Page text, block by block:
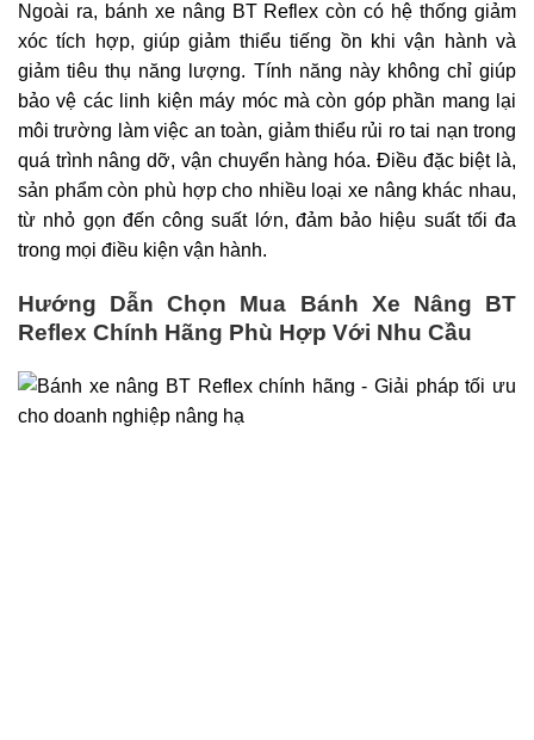
Ngoài ra, bánh xe nâng BT Reflex còn có hệ thống giảm
xóc tích hợp, giúp giảm thiểu tiếng ồn khi vận hành và
giảm tiêu thụ năng lượng. Tính năng này không chỉ giúp
bảo vệ các linh kiện máy móc mà còn góp phần mang lại
môi trường làm việc an toàn, giảm thiểu rủi ro tai nạn trong
quá trình nâng dỡ, vận chuyển hàng hóa. Điều đặc biệt là,
sản phẩm còn phù hợp cho nhiều loại xe nâng khác nhau,
từ nhỏ gọn đến công suất lớn, đảm bảo hiệu suất tối đa
trong mọi điều kiện vận hành.
Hướng Dẫn Chọn Mua Bánh Xe Nâng BT
Reflex Chính Hãng Phù Hợp Với Nhu Cầu